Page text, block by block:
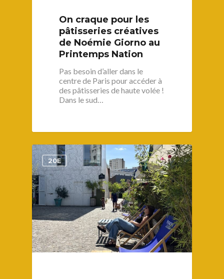
On craque pour les
pâtisseries créatives
de Noémie Giorno au
Printemps Nation
Pas besoin d’aller dans le
centre de Paris pour accéder à
des pâtisseries de haute volée !
Dans le sud…
20E
1
Immobilier
Politique locale
Street food
Balades
Culture
Enfants
Sport & bien-être
Belleville /
Jourdain
Pelleport / Saint-
Télégraphe
Père Lachaise /
À propos
Nous Soutenir